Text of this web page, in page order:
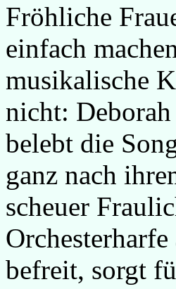
Fröhliche
einfach
musikalische
nicht:
belebt die
ganz nach
scheuer
befreit, sorgt